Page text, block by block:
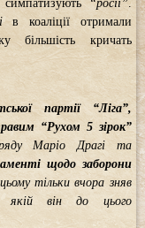
“росії” .
в коаліції отримали
більшість кричать
партії “Ліга”,
“Рухом 5 зірок”
Маріо Драгі та
щодо заборони
тільки вчора зняв
якій він до цього